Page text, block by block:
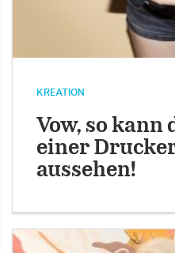
KREATION
Vow, so kann
einer
aussehen!